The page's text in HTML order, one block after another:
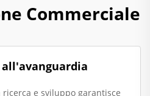
Commerciale
all'avanguardia
e sviluppo garantisce